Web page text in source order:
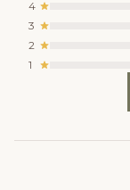
4
3
2
1